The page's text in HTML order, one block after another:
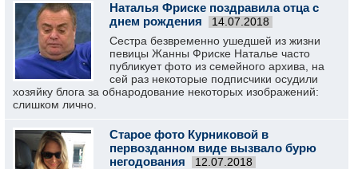
Наталья Фриске поздравила отца с
днем рождения
14.07.2018
Сестра безвременно ушедшей из жизни
певицы Жанны Фриске Наталье часто
публикует фото из семейного архива, на
сей раз некоторые подписчики осудили
хозяйку блога за обнародование некоторых изображений:
слишком лично.
Старое фото Курниковой в
первозданном виде вызвало бурю
негодования
12.07.2018